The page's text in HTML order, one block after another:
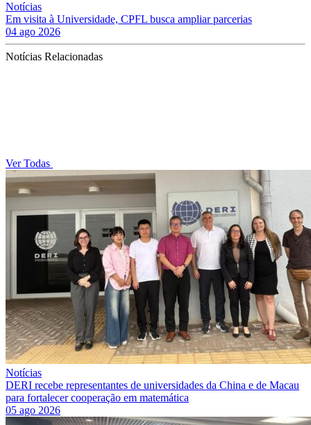
Notícias
Em visita à Universidade, CPFL busca ampliar parcerias
04 ago 2026
Notícias Relacionadas
Ver Todas
Notícias
DERI recebe representantes de universidades da China e de Macau
para fortalecer cooperação em matemática
05 ago 2026